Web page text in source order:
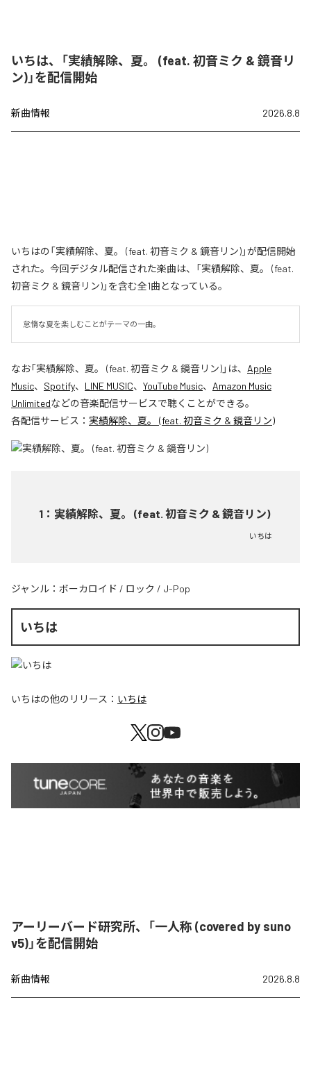
いちは、「実績解除、夏。 (feat. 初音ミク & 鏡音リ
ン)」を配信開始
新曲情報 2026.8.8
いちはの「実績解除、夏。 (feat. 初音ミク & 鏡音リン)」が配信開始
された。今回デジタル配信された楽曲は、「実績解除、夏。 (feat.
初音ミク & 鏡音リン)」を含む全1曲となっている。
怠惰な夏を楽しむことがテーマの一曲。
なお「実績解除、夏。 (feat. 初音ミク & 鏡音リン)」は、 Apple
Music、 Spotify、 LINE MUSIC、 YouTube Music、 Amazon Music
Unlimitedなどの音楽配信サービスで聴くことができる。
各配信サービス： 実績解除、夏。 (feat. 初音ミク & 鏡音リン)
1 ： 実績解除、夏。 (feat. 初音ミク & 鏡音リン)
いちは
ジャンル： ボーカロイド / ロック / J-Pop
いちは
いちはの他のリリース： いちは
アーリーバード研究所、「一人称 (covered by suno
v5)」を配信開始
新曲情報 2026.8.8